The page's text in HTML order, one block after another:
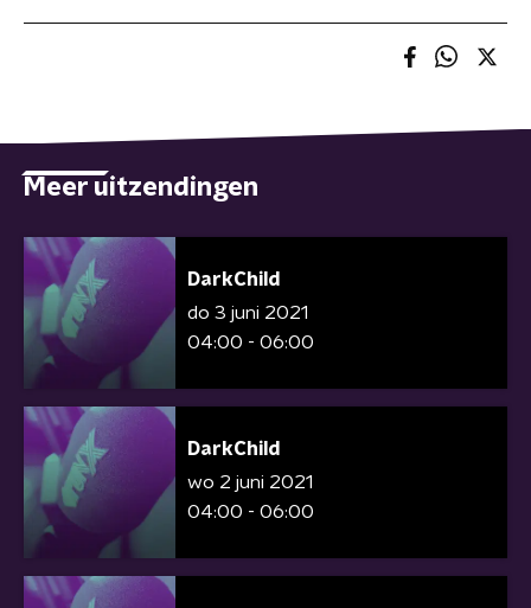
Meer uitzendingen
DarkChild
do 3 juni 2021
04:00 - 06:00
DarkChild
wo 2 juni 2021
04:00 - 06:00